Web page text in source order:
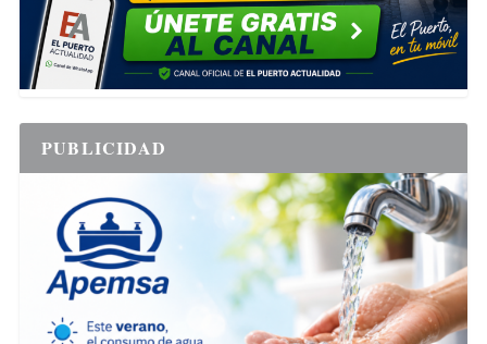
PUBLICIDAD